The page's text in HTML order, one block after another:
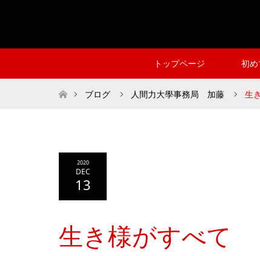
トップページ 初
ホームブログ 人間力大學事務局 加藤 生
2020
DEC
13
生き様がすべて